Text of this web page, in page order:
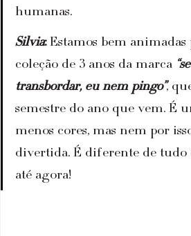
humanas.
Silvia: Estamos bem animadas
coleção de 3 anos da marca
transbordar, eu nem pingo”,
semestre do ano que vem. É
menos cores, mas nem por
divertida. É diferente de tudo
até agora!